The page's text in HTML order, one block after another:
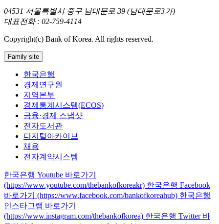
04531 서울특별시 중구 남대문로 39 (남대문로3가)
대표전화 : 02-759-4114
Copyright(c) Bank of Korea. All rights reserved.
Family site
한국은행
경제연구원
지역본부
경제통계시스템(ECOS)
금융·경제 스냅샷
전자도서관
디지털아카이브
채용
전자계약시스템
한국은행 Youtube 바로가기
(https://www.youtube.com/thebankofkoreakr) 한국은행 Facebook
바로가기 (https://www.facebook.com/bankofkoreahub) 한국은행
인스타그램 바로가기
(https://www.instagram.com/thebankofkorea) 한국은행 Twitter 바